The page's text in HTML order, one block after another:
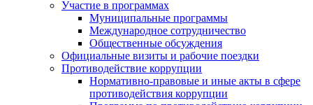
Участие в программах
Муниципальные программы
Международное сотрудничество
Общественные обсуждения
Официальные визиты и рабочие поездки
Противодействие коррупции
Нормативно-правовые и иные акты в сфере
противодействия коррупции